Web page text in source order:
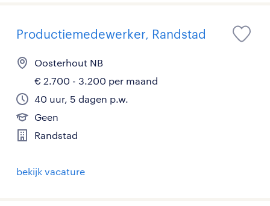
Productiemedewerker, Randstad
Oosterhout NB
€ 2.700 - 3.200 per maand
40 uur, 5 dagen p.w.
Geen
Randstad
bekijk vacature